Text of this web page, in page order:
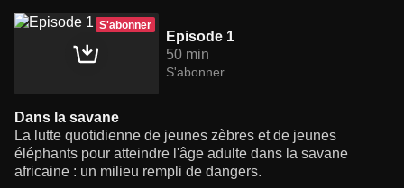
S'abonner
Episode 1
50 min
S'abonner
Dans la savane
La lutte quotidienne de jeunes zèbres et de jeunes
éléphants pour atteindre l'âge adulte dans la savane
africaine : un milieu rempli de dangers.